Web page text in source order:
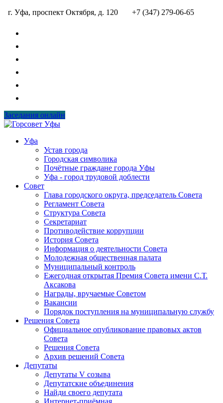
г. Уфа, проспект Октября, д. 120
+7 (347) 279-06-65
Заседания онлайн
Уфа
Устав города
Городская символика
Почётные граждане города Уфы
Уфа - город трудовой доблести
Совет
Глава городского округа, председатель Совета
Регламент Совета
Структура Совета
Секретариат
Противодействие коррупции
История Совета
Информация о деятельности Совета
Молодежная общественная палата
Муниципальный контроль
Ежегодная открытая Премия Совета имени С.Т.
Аксакова
Награды, вручаемые Советом
Вакансии
Порядок поступления на муниципальную службу
Решения Совета
Официальное опубликование правовых актов
Совета
Решения Совета
Архив решений Совета
Депутаты
Депутаты V созыва
Депутатские объединения
Найди своего депутата
Интернет-приёмная